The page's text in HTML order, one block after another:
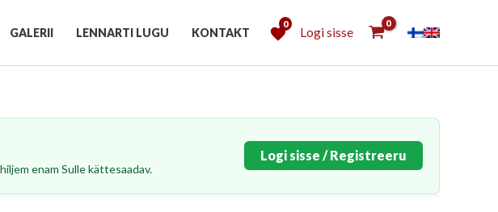
GALERII LENNARTI LUGU KONTAKT
0
Logi sisse
enam Sulle kättesaadav.
Logi sisse / Registreeru